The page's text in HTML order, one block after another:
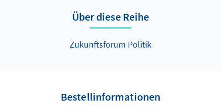
Über diese Reihe
Zukunftsforum Politik
Bestellinformationen